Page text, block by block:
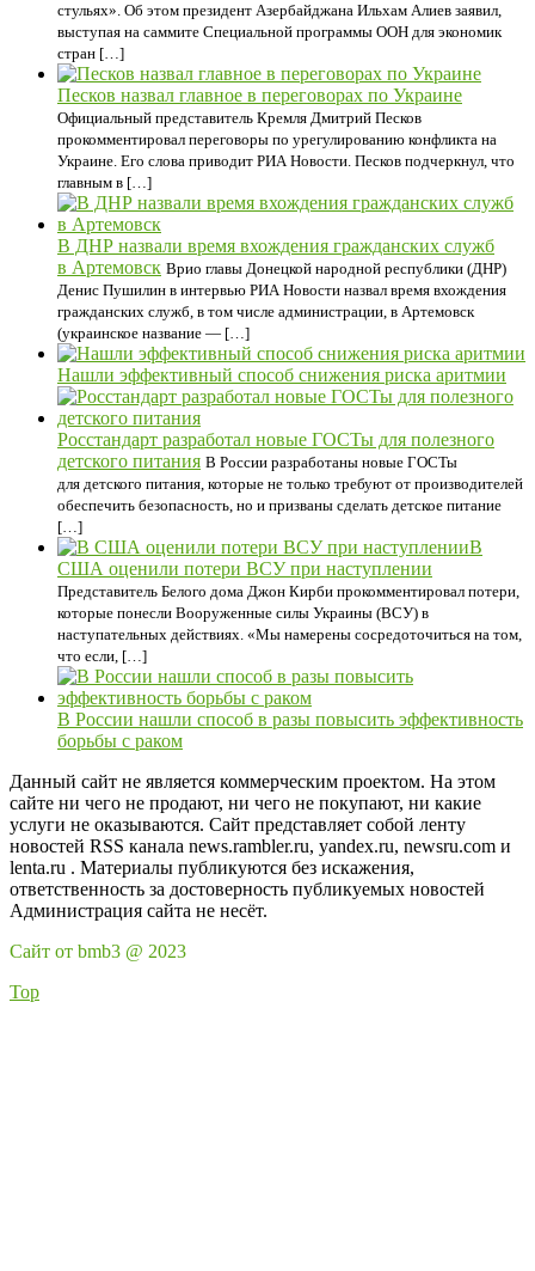
стульях». Об этом президент Азербайджана Ильхам Алиев заявил,
выступая на саммите Специальной программы ООН для экономик
стран […]
Песков назвал главное в переговорах по Украине
Официальный представитель Кремля Дмитрий Песков
прокомментировал переговоры по урегулированию конфликта на
Украине. Его слова приводит РИА Новости. Песков подчеркнул, что
главным в […]
В ДНР назвали время вхождения гражданских служб
в Артемовск Врио главы Донецкой народной республики (ДНР)
Денис Пушилин в интервью РИА Новости назвал время вхождения
гражданских служб, в том числе администрации, в Артемовск
(украинское название — […]
Нашли эффективный способ снижения риска аритмии
Росстандарт разработал новые ГОСТы для полезного
детского питания В России разработаны новые ГОСТы
для детского питания, которые не только требуют от производителей
обеспечить безопасность, но и призваны сделать детское питание
[…]
В
США оценили потери ВСУ при наступлении
Представитель Белого дома Джон Кирби прокомментировал потери,
которые понесли Вооруженные силы Украины (ВСУ) в
наступательных действиях. «Мы намерены сосредоточиться на том,
что если, […]
В России нашли способ в разы повысить эффективность
борьбы с раком
Данный сайт не является коммерческим проектом. На этом
сайте ни чего не продают, ни чего не покупают, ни какие
услуги не оказываются. Сайт представляет собой ленту
новостей RSS канала news.rambler.ru, yandex.ru, newsru.com и
lenta.ru . Материалы публикуются без искажения,
ответственность за достоверность публикуемых новостей
Администрация сайта не несёт.
Сайт от bmb3 @ 2023
Top